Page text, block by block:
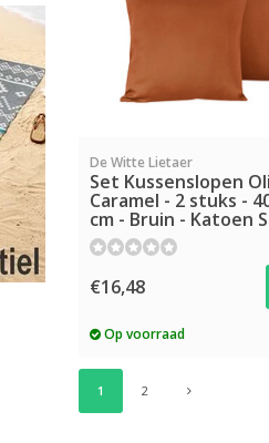
De Witte Lietaer
Set Kussenslopen
Caramel - 2 stuks -
cm - Bruin - Katoen
€16,48
Op voorraad
1 2